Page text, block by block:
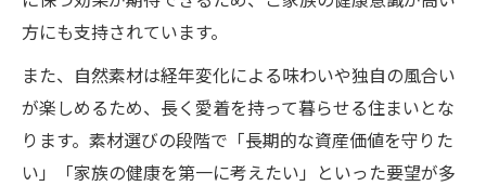
方にも支持されています。
また、自然素材は経年変化による味わいや独自の風合い
が楽しめるため、長く愛着を持って暮らせる住まいとな
ります。素材選びの段階で「長期的な資産価値を守りた
い」「家族の健康を第一に考えたい」といった要望が多